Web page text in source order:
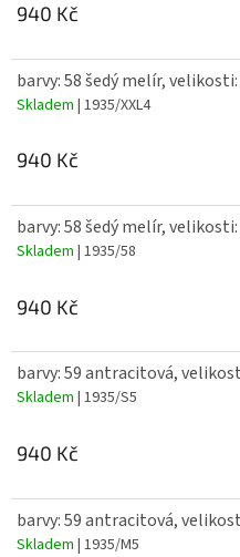
940 Kč
barvy: 58 šedý melír, velikosti:
Skladem | 1935/XXL4
940 Kč
barvy: 58 šedý melír,
Skladem | 1935/58
940 Kč
barvy: 59 antracitová,
Skladem | 1935/S5
940 Kč
barvy: 59 antracitová,
Skladem | 1935/M5